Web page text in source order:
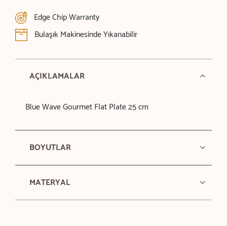
Edge Chip Warranty
Bulaşık Makinesinde Yıkanabilir
AÇIKLAMALAR
Blue Wave Gourmet Flat Plate 25 cm
BOYUTLAR
MATERYAL